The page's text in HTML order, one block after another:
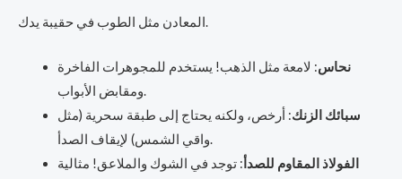
المعادن مثل الطوب في حقيبة يدك.
نحاس: لامعة مثل الذهب! يستخدم للمجوهرات الفاخرة
ومقابض الأبواب.
سبائك الزنك: أرخص، ولكنه يحتاج إلى طبقة سحرية (مثل
واقي الشمس) لإيقاف الصدأ.
الفولاذ المقاوم للصدأ: توجد في الشوك والملاعق! مثالية